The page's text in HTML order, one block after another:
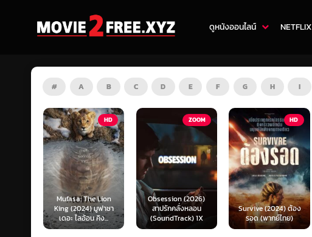
ดูหนังออนไลน์ NETFLIX
# A B C D E F G H I
ZOOM
Obsession (2026)
สาปรักคลั่งหลอน
(SoundTrack) 1X
HD
Survive (2024) ต้อง
รอด (พากย์ไทย)
HD
Mortal Kombat II
(2026) มอร์ทัล คอม
แบท 2 (พากย์ไทย)